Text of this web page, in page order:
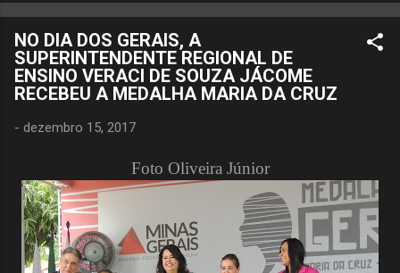
NO DIA DOS GERAIS, A
SUPERINTENDENTE REGIONAL DE
ENSINO VERACI DE SOUZA JÁCOME
RECEBEU A MEDALHA MARIA DA CRUZ
- dezembro 15, 2017
Foto Oliveira Júnior